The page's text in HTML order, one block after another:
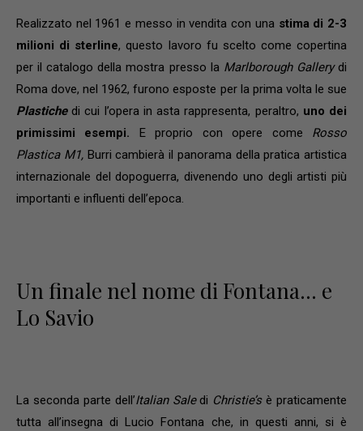
Realizzato nel 1961 e messo in vendita con una stima di 2-3
milioni di sterline, questo lavoro fu scelto come copertina
per il catalogo della mostra presso la Marlborough Gallerydi
Roma dove, nel 1962, furono esposte per la prima volta le sue
Plastichedi cui l’opera in asta rappresenta, peraltro, uno dei
primissimi esempi. E proprio con opere come Rosso
Plastica M1, Burri cambierà il panorama della pratica artistica
internazionale del dopoguerra, divenendo uno degli artisti più
importanti e influenti dell’epoca.
Un finale nel nome di Fontana… e
Lo Savio
La seconda parte dell’Italian Saledi Christie’sè praticamente
tutta all’insegna di Lucio Fontana che, in questi anni, si è